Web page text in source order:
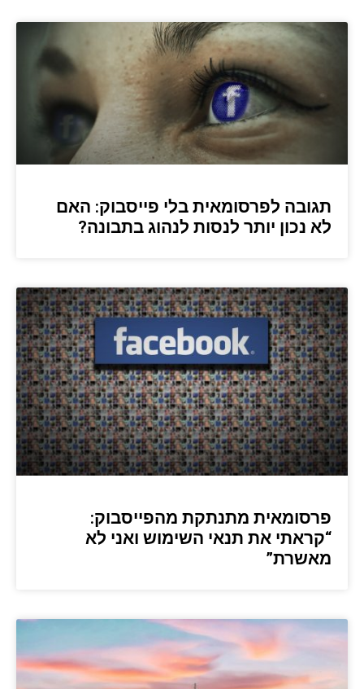
תגובה לפרסומאית בלי פייסבוק: האם
לא נכון יותר לנסות לנהוג בתבונה?
פרסומאית מתנתקת מהפייסבוק:
“קראתי את תנאי השימוש ואני לא
מאשרת”